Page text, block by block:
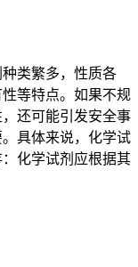
类繁多，性质各
等特点。如果不规
还可能引发安全事
具体来说，化学试
化学试剂应根据其